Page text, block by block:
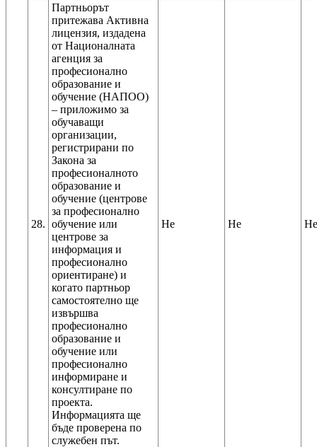
28.
Партньорът
притежава Активна
лицензия, издадена
от Националната
агенция за
професионално
образование и
обучение (НАПОО)
– приложимо за
обучаващи
организации,
регистрирани по
Закона за
професионалното
образование и
обучение (центрове
за професионално
обучение или
центрове за
информация и
професионално
ориентиране) и
когато партньор
самостоятелно ще
извършва
професионално
образование и
обучение или
професионално
информиране и
консултиране по
проекта.
Информацията ще
бъде проверена по
служебен път.
Не Не Не